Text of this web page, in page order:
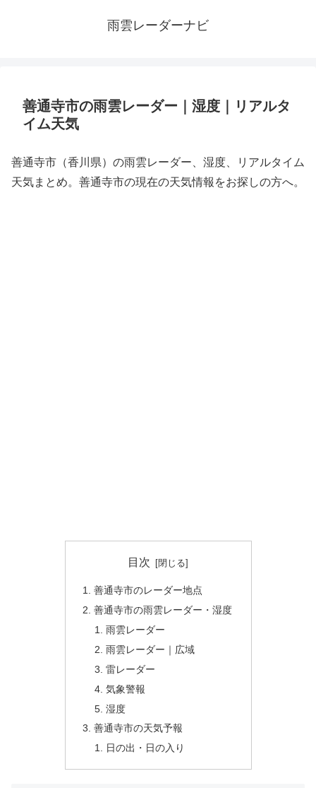
雨雲レーダーナビ
善通寺市の雨雲レーダー｜湿度｜リアルタ
イム天気
善通寺市（香川県）の雨雲レーダー、湿度、リアルタイム
天気まとめ。善通寺市の現在の天気情報をお探しの方へ。
目次
善通寺市のレーダー地点
善通寺市の雨雲レーダー・湿度
雨雲レーダー
雨雲レーダー｜広域
雷レーダー
気象警報
湿度
善通寺市の天気予報
日の出・日の入り